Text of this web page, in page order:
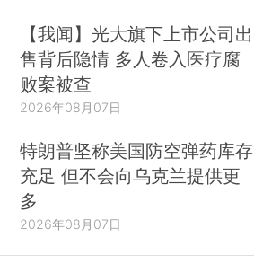
【我闻】光大旗下上市公司出
售背后隐情 多人卷入医疗腐
败案被查
2026年08月07日
特朗普坚称美国防空弹药库存
充足 但不会向乌克兰提供更
多
2026年08月07日